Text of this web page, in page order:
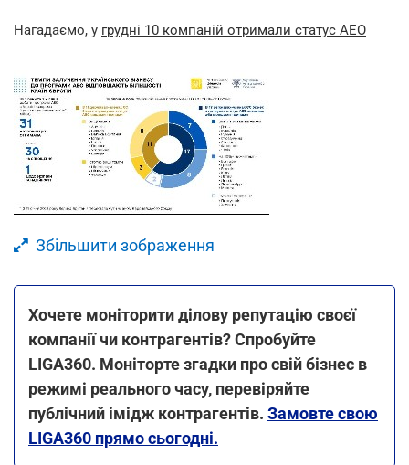
Нагадаємо, у грудні 10 компаній отримали статус АЕО
Збільшити зображення
Хочете моніторити ділову репутацію своєї
компанії чи контрагентів? Спробуйте
LIGA360. Моніторте згадки про свій бізнес в
режимі реального часу, перевіряйте
публічний імідж контрагентів. Замовте свою
LIGA360 прямо сьогодні.